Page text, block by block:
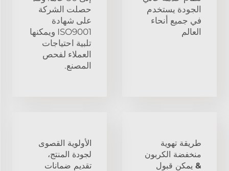
الجودة يستخدم
في جميع أنحاء
العالم
حصلت الشركة
على شهادة
ISO9001 ويمكنها
تلبية احتياجات
العملاء لفحص
المصنع.
طريقة تهوية
منخفضة الكربون
& يمكن قبول
الأولوية القصوى
لجودة المنتج،
تقديم ضمانات